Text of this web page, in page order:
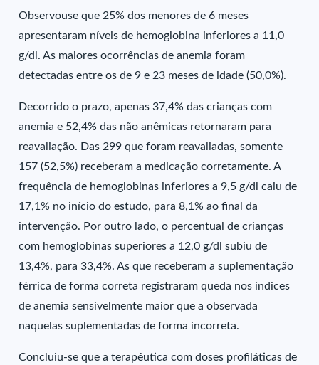
Observouse que 25% dos menores de 6 meses
apresentaram níveis de hemoglobina inferiores a 11,0
g/dl. As maiores ocorrências de anemia foram
detectadas entre os de 9 e 23 meses de idade (50,0%).
Decorrido o prazo, apenas 37,4% das crianças com
anemia e 52,4% das não anêmicas retornaram para
reavaliação. Das 299 que foram reavaliadas, somente
157 (52,5%) receberam a medicação corretamente. A
frequência de hemoglobinas inferiores a 9,5 g/dl caiu de
17,1% no início do estudo, para 8,1% ao final da
intervenção. Por outro lado, o percentual de crianças
com hemoglobinas superiores a 12,0 g/dl subiu de
13,4%, para 33,4%. As que receberam a suplementação
férrica de forma correta registraram queda nos índices
de anemia sensivelmente maior que a observada
naquelas suplementadas de forma incorreta.
Concluiu-se que a terapêutica com doses profiláticas de